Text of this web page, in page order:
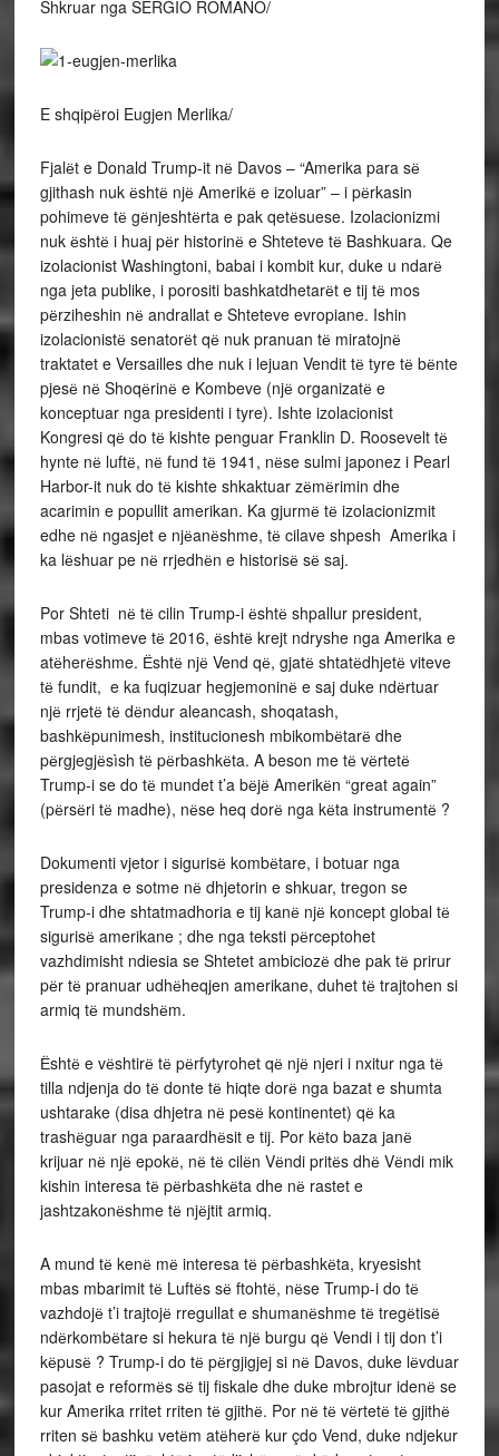
Shkruar nga SERGIO ROMANO/
E shqipёroi Eugjen Merlika/
Fjalёt e Donald Trump-it nё Davos – “Amerika para sё
gjithash nuk ёshtё njё Amerikё e izoluar” – i pёrkasin
pohimeve tё gёnjeshtёrta e pak qetёsuese. Izolacionizmi
nuk ёshtё i huaj pёr historinё e Shteteve tё Bashkuara. Qe
izolacionist Washingtoni, babai i kombit kur, duke u ndarё
nga jeta publike, i porositi bashkatdhetarёt e tij tё mos
pёrziheshin nё andrallat e Shteteve evropiane. Ishin
izolacionistё senatorёt qё nuk pranuan tё miratojnё
traktatet e Versailles dhe nuk i lejuan Vendit tё tyre tё bёnte
pjesё nё Shoqёrinё e Kombeve (njё organizatё e
konceptuar nga presidenti i tyre). Ishte izolacionist
Kongresi qё do tё kishte penguar Franklin D. Roosevelt tё
hynte nё luftё, nё fund tё 1941, nёse sulmi japonez i Pearl
Harbor-it nuk do tё kishte shkaktuar zёmёrimin dhe
acarimin e popullit amerikan. Ka gjurmё tё izolacionizmit
edhe nё ngasjet e njёanёshme, tё cilave shpesh Amerika i
ka lёshuar pe nё rrjedhёn e historisё sё saj.
Por Shteti nё tё cilin Trump-i ёshtё shpallur president,
mbas votimeve tё 2016, ёshtё krejt ndryshe nga Amerika e
atёherёshme. Ёshtё njё Vend qё, gjatё shtatёdhjetё viteve
tё fundit, e ka fuqizuar hegjemoninё e saj duke ndёrtuar
njё rrjetё tё dёndur aleancash, shoqatash,
bashkёpunimesh, institucionesh mbikombёtarё dhe
pёrgjegjёsìsh tё pёrbashkёta. A beson me tё vёrtetё
Trump-i se do tё mundet t’a bёjё Amerikёn “great again”
(pёrsёri tё madhe), nёse heq dorё nga kёta instrumentё ?
Dokumenti vjetor i sigurisё kombёtare, i botuar nga
presidenza e sotme nё dhjetorin e shkuar, tregon se
Trump-i dhe shtatmadhoria e tij kanё njё koncept global tё
sigurisё amerikane ; dhe nga teksti pёrceptohet
vazhdimisht ndiesia se Shtetet ambiciozё dhe pak tё prirur
pёr tё pranuar udhёheqjen amerikane, duhet tё trajtohen si
armiq tё mundshёm.
Ёshtё e vёshtirё tё pёrfytyrohet qё njё njeri i nxitur nga tё
tilla ndjenja do tё donte tё hiqte dorё nga bazat e shumta
ushtarake (disa dhjetra nё pesё kontinentet) qё ka
trashёguar nga paraardhёsit e tij. Por kёto baza janё
krijuar nё njё epokё, nё tё cilёn Vёndi pritёs dhё Vёndi mik
kishin interesa tё pёrbashkёta dhe nё rastet e
jashtzakonёshme tё njёjtit armiq.
A mund tё kenё mё interesa tё pёrbashkёta, kryesisht
mbas mbarimit tё Luftёs sё ftohtё, nёse Trump-i do tё
vazhdojё t’i trajtojё rregullat e shumanёshme tё tregёtisё
ndёrkombёtare si hekura tё njё burgu qё Vendi i tij don t’i
kёpusё ? Trump-i do tё pёrgjigjej si nё Davos, duke lёvduar
pasojat e reformёs sё tij fiskale dhe duke mbrojtur idenё se
kur Amerika rritet rriten tё gjithё. Por nё tё vёrtetё tё gjithё
rriten sё bashku vetёm atёherё kur çdo Vend, duke ndjekur